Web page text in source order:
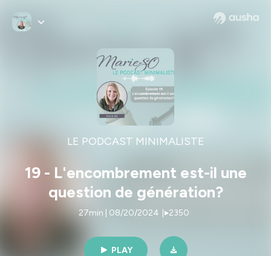
LE PODCAST MINIMALISTE
19 - L'encombrement est-il une
question de génération?
27min | 08/20/2024 2350
PLAY